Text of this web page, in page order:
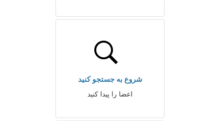
شروع به جستجو کنید
اعضا را پیدا کنید